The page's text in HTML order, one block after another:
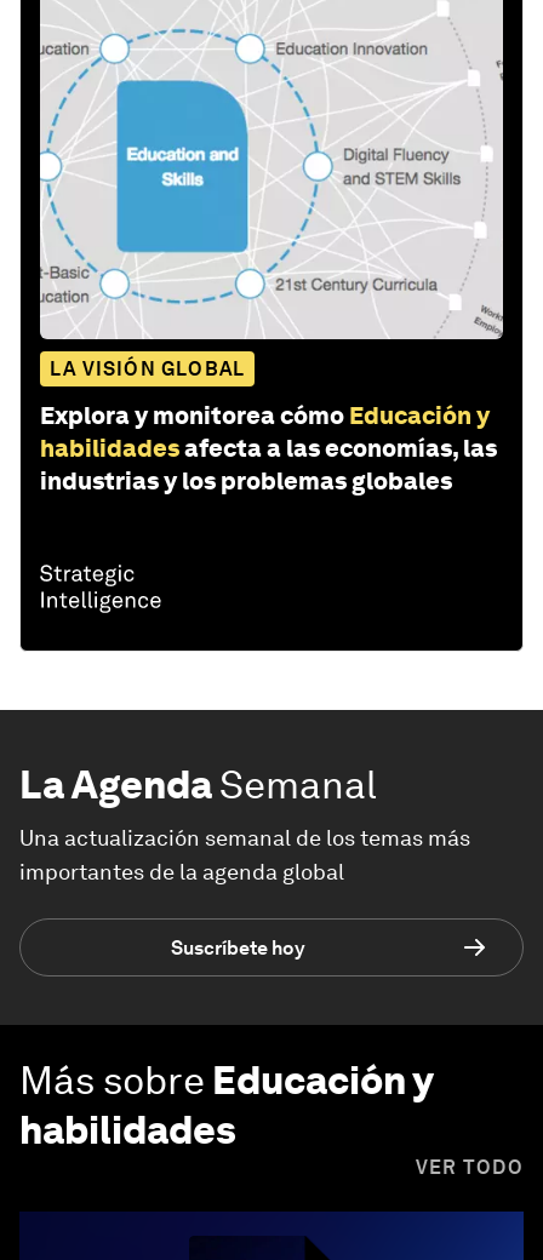
LA VISIÓN GLOBAL
Explora y monitorea cómo Educación y
habilidadesafecta a las economías, las
industrias y los problemas globales
La AgendaSemanal
Una actualización semanal de los temas más
importantes de la agenda global
Suscríbete hoy
Más sobre Educación y
habilidades
VER TODO